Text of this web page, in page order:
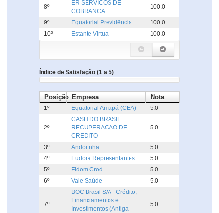
8º
ER SERVICOS DE
COBRANCA
100.0
9º Equatorial Previdência
100.0
10º
Estante Virtual 100.0
Índice de Satisfação (1 a 5)
Posição Empresa Nota
1º Equatorial Amapá (CEA) 5.0
2º
CASH DO BRASIL
RECUPERACAO DE
CREDITO
5.0
3º Andorinha
5.0
4º
Eudora Representantes
5.0
5º
Fidem Cred
5.0
6º
Vale Saúde 5.0
7º
BOC Brasil S/A - Crédito,
Financiamentos e
Investimentos (Antiga
5.0